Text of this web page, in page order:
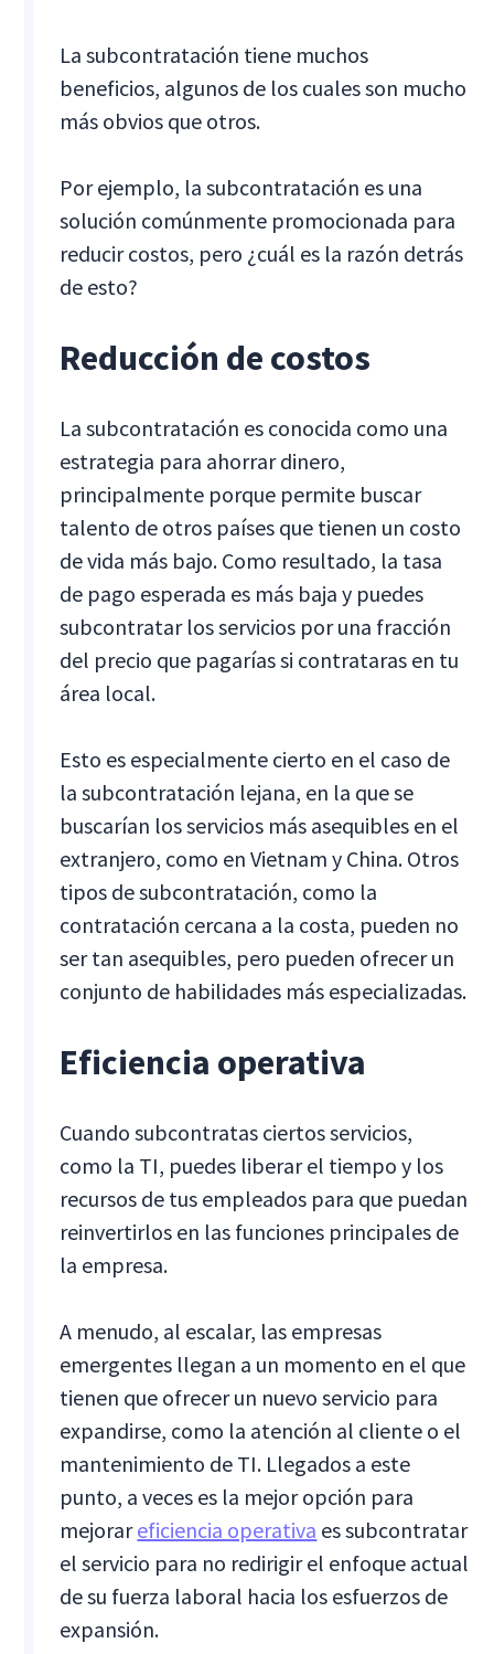
La subcontratación tiene muchos
beneficios, algunos de los cuales son mucho
más obvios que otros.
Por ejemplo, la subcontratación es una
solución comúnmente promocionada para
reducir costos, pero ¿cuál es la razón detrás
de esto?
Reducción de costos
La subcontratación es conocida como una
estrategia para ahorrar dinero,
principalmente porque permite buscar
talento de otros países que tienen un costo
de vida más bajo. Como resultado, la tasa
de pago esperada es más baja y puedes
subcontratar los servicios por una fracción
del precio que pagarías si contrataras en tu
área local.
Esto es especialmente cierto en el caso de
la subcontratación lejana, en la que se
buscarían los servicios más asequibles en el
extranjero, como en Vietnam y China. Otros
tipos de subcontratación, como la
contratación cercana a la costa, pueden no
ser tan asequibles, pero pueden ofrecer un
conjunto de habilidades más especializadas.
Eficiencia operativa
Cuando subcontratas ciertos servicios,
como la TI, puedes liberar el tiempo y los
recursos de tus empleados para que puedan
reinvertirlos en las funciones principales de
la empresa.
A menudo, al escalar, las empresas
emergentes llegan a un momento en el que
tienen que ofrecer un nuevo servicio para
expandirse, como la atención al cliente o el
mantenimiento de TI. Llegados a este
punto, a veces es la mejor opción para
mejorareficiencia operativa es subcontratar
el servicio para no redirigir el enfoque actual
de su fuerza laboral hacia los esfuerzos de
expansión.